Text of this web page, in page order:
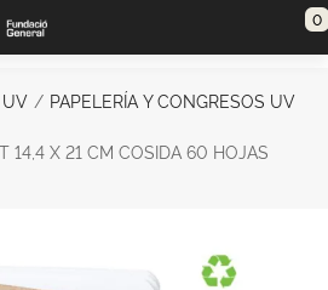
0
UV
PAPELERÍA Y CONGRESOS UV
14,4 X 21 CM COSIDA 60 HOJAS